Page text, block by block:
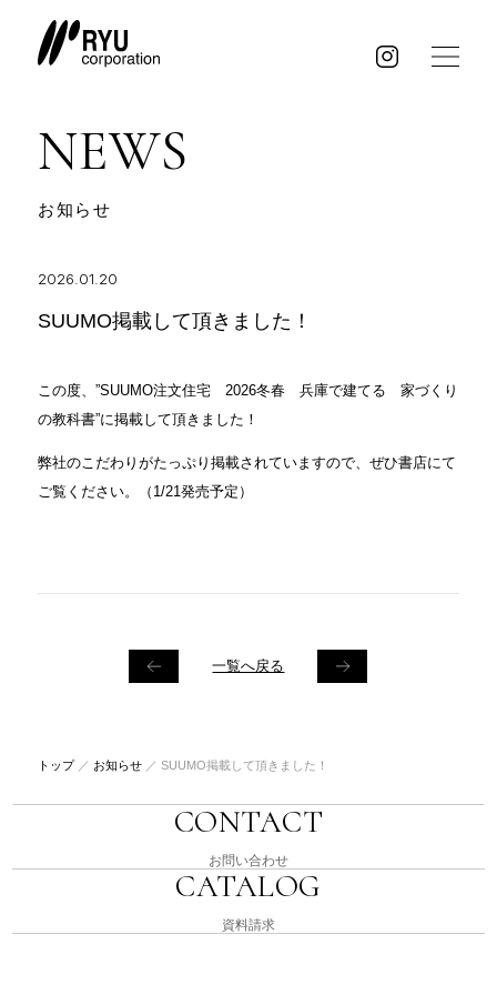
NEWS
お知らせ
2026.01.20
SUUMO掲載して頂きました！
この度、”SUUMO注文住宅 2026冬春 兵庫で建てる 家づくり
の教科書”に掲載して頂きました！
弊社のこだわりがたっぷり掲載されていますので、ぜひ書店にて
ご覧ください。（1/21発売予定）
一覧へ戻る
トップ／ お知らせ ／SUUMO掲載して頂きました！
CONTACT
お問い合わせ
CATALOG
資料請求